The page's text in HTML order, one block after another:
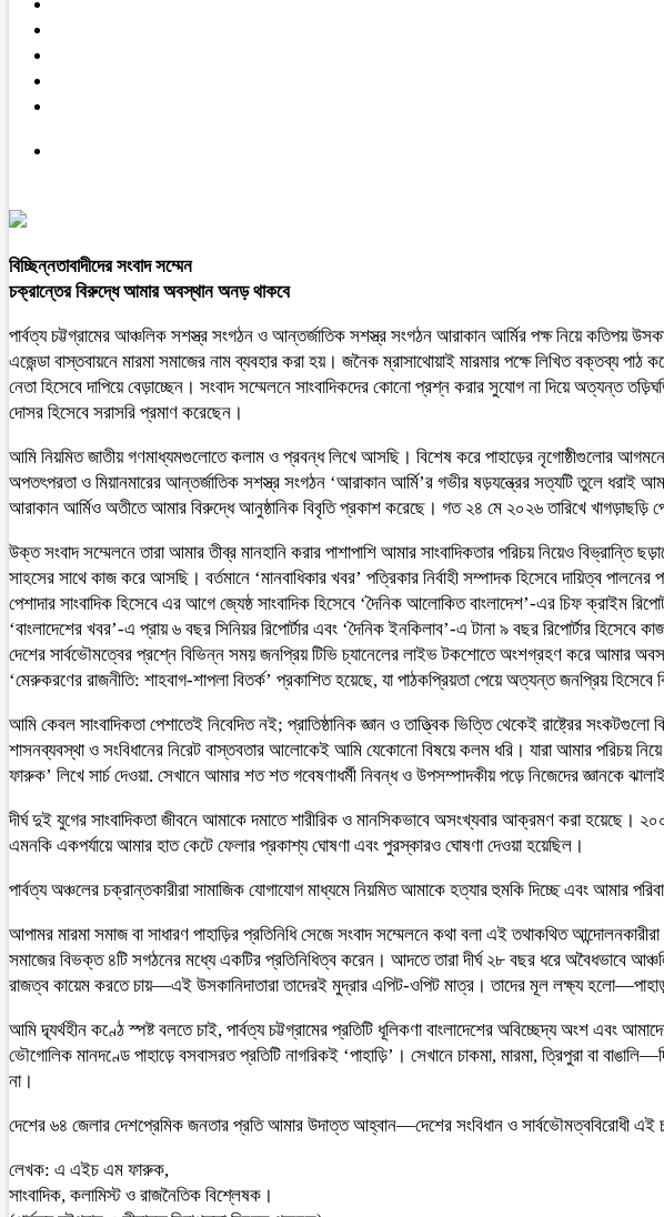
বিচ্ছিন্নতাবাদীদের সংবাদ সম্মেন
চক্রান্তের বিরুদ্ধে আমার অবস্থান অনড় থাকবে
পার্বত্য চট্টগ্রামের আঞ্চলিক সশস্ত্র সংগঠন ও আন্তর্জাতিক সশস্ত্র সংগঠন আরাকান আর্মির পক্ষ নিয়ে কতিপয়
এজেন্ডা বাস্তবায়নে মারমা সমাজের নাম ব্যবহার করা হয়। জনৈক ম্রাসাথোয়াই মারমার পক্ষে লিখিত বক্তব্য
নেতা হিসেবে দাপিয়ে বেড়াচ্ছেন। সংবাদ সম্মেলনে সাংবাদিকদের কোনো প্রশ্ন করার সুযোগ না দিয়ে অত্যন্ত
দোসর হিসেবে সরাসরি প্রমাণ করেছেন।
আমি নিয়মিত জাতীয় গণমাধ্যমগুলোতে কলাম ও প্রবন্ধ লিখে আসছি। বিশেষ করে পাহাড়ের নৃগোষ্ঠীগুলোর
অপতৎপরতা ও মিয়ানমারের আন্তর্জাতিক সশস্ত্র সংগঠন ‘আরাকান আর্মি’র গভীর ষড়যন্ত্রের সত্যটি তুলে ধরাই
আরাকান আর্মিও অতীতে আমার বিরুদ্ধে আনুষ্ঠানিক বিবৃতি প্রকাশ করেছে। গত ২৪ মে ২০২৬ তারিখে খাগড়াছড়ি
উক্ত সংবাদ সম্মেলনে তারা আমার তীব্র মানহানি করার পাশাপাশি আমার সাংবাদিকতার পরিচয় নিয়েও
সাহসের সাথে কাজ করে আসছি। বর্তমানে ‘মানবাধিকার খবর’ পত্রিকার নির্বাহী সম্পাদক হিসেবে দায়িত্ব
পেশাদার সাংবাদিক হিসেবে এর আগে জ্যেষ্ঠ সাংবাদিক হিসেবে ‘দৈনিক আলোকিত বাংলাদেশ’-এর চিফ ক্রাইম
‘বাংলাদেশের খবর’-এ প্রায় ৬ বছর সিনিয়র রিপোর্টার এবং ‘দৈনিক ইনকিলাব’-এ টানা ৯ বছর রিপোর্টার হিসেবে
দেশের সার্বভৌমত্বের প্রশ্নে বিভিন্ন সময় জনপ্রিয় টিভি চ্যানেলের লাইভ টকশোতে অংশগ্রহণ করে আমার
‘মেরুকরণের রাজনীতি: শাহবাগ-শাপলা বিতর্ক’ প্রকাশিত হয়েছে, যা পাঠকপ্রিয়তা পেয়ে অত্যন্ত জনপ্রিয়
আমি কেবল সাংবাদিকতা পেশাতেই নিবেদিত নই; প্রাতিষ্ঠানিক জ্ঞান ও তাত্ত্বিক ভিত্তি থেকেই রাষ্ট্রের
শাসনব্যবস্থা ও সংবিধানের নিরেট বাস্তবতার আলোকেই আমি যেকোনো বিষয়ে কলম ধরি। যারা আমার পরিচয়
ফারুক’ লিখে সার্চ দেওয়া. সেখানে আমার শত শত গবেষণাধর্মী নিবন্ধ ও উপসম্পাদকীয় পড়ে নিজেদের জ্ঞানকে
দীর্ঘ দুই যুগের সাংবাদিকতা জীবনে আমাকে দমাতে শারীরিক ও মানসিকভাবে অসংখ্যবার আক্রমণ করা হয়েছে।
এমনকি একপর্যায়ে আমার হাত কেটে ফেলার প্রকাশ্য ঘোষণা এবং পুরস্কারও ঘোষণা দেওয়া হয়েছিল।
পার্বত্য অঞ্চলের চক্রান্তকারীরা সামাজিক যোগাযোগ মাধ্যমে নিয়মিত আমাকে হত্যার হুমকি দিচ্ছে এবং আমার
আপামর মারমা সমাজ বা সাধারণ পাহাড়ির প্রতিনিধি সেজে সংবাদ সম্মেলনে কথা বলা এই তথাকথিত
সমাজের বিভক্ত ৪টি সগঠনের মধ্যে একটির প্রতিনিধিত্ব করেন। আদতে তারা দীর্ঘ ২৮ বছর ধরে অবৈধভাবে
রাজত্ব কায়েম করতে চায়—এই উসকানিদাতারা তাদেরই মুদ্রার এপিট-ওপিট মাত্র। তাদের মূল লক্ষ্য হলো—পাহাড়
আমি দ্ব্যর্থহীন কণ্ঠে স্পষ্ট বলতে চাই, পার্বত্য চট্টগ্রামের প্রতিটি ধূলিকণা বাংলাদেশের অবিচ্ছেদ্য অংশ
ভৌগোলিক মানদণ্ডে পাহাড়ে বসবাসরত প্রতিটি নাগরিকই ‘পাহাড়ি’। সেখানে চাকমা, মারমা, ত্রিপুরা বা
না।
দেশের ৬৪ জেলার দেশপ্রেমিক জনতার প্রতি আমার উদাত্ত আহ্বান—দেশের সংবিধান ও সার্বভৌমত্ববিরোধী
লেখক: এ এইচ এম ফারুক,
সাংবাদিক, কলামিস্ট ও রাজনৈতিক বিশ্লেষক।